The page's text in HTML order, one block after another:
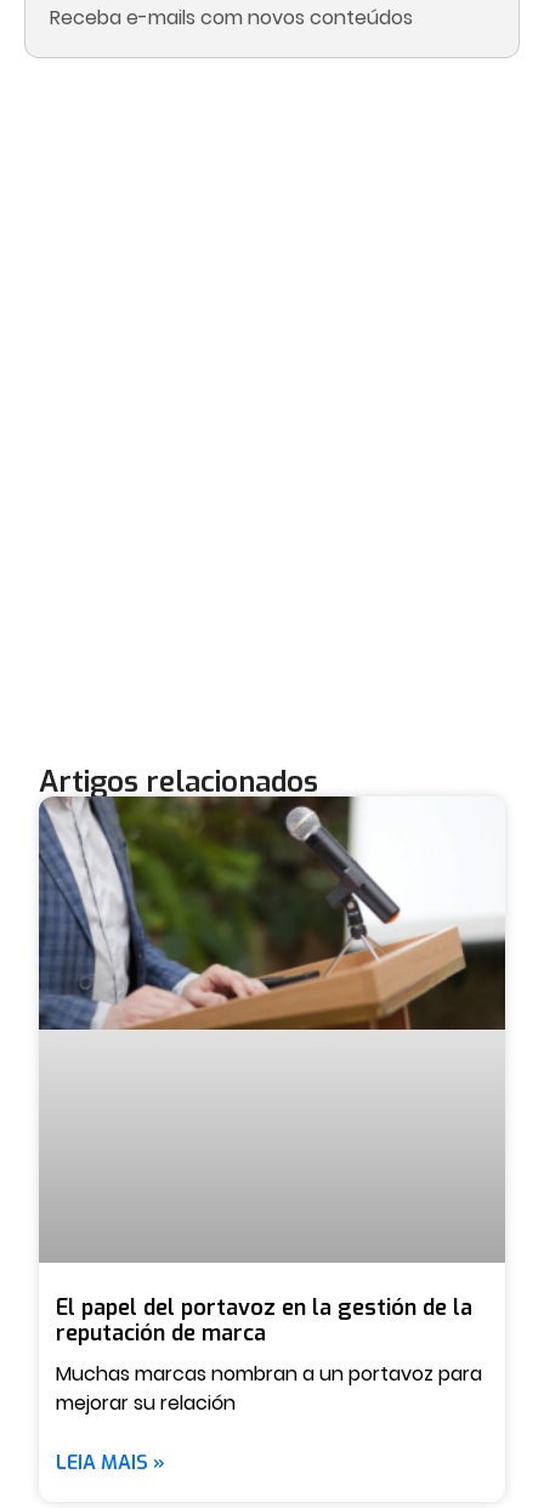
Receba e-mails com novos conteúdos
Artigos relacionados
El papel del portavoz en la gestión de la
reputación de marca
Muchas marcas nombran a un portavoz para
mejorar su relación
LEIA MAIS »